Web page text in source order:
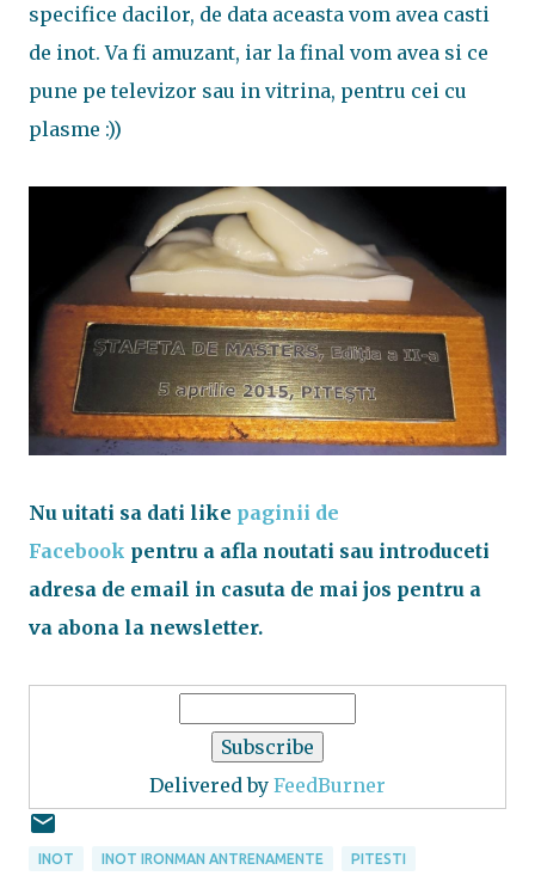
specifice dacilor, de data aceasta vom avea casti
de inot. Va fi amuzant, iar la final vom avea si ce
pune pe televizor sau in vitrina, pentru cei cu
plasme :))
Nu uitati sa dati like paginii de
Facebook pentru a afla noutati sau introduceti
adresa de email in casuta de mai jos pentru a
va abona la newsletter.
Delivered by FeedBurner
INOT INOT IRONMAN ANTRENAMENTE PITESTI